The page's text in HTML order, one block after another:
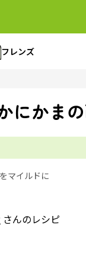
フレンズ
にかま
マイルドに
さんのレシピ